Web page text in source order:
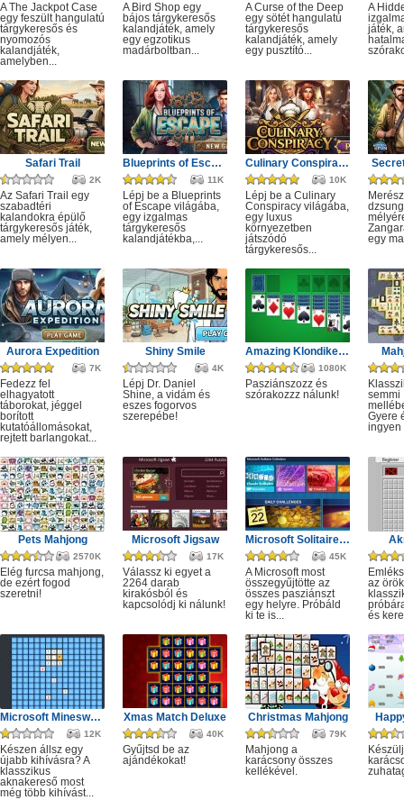
A The Jackpot Case
egy feszült hangulatú
tárgykeresős és
nyomozós
kalandjáték,
amelyben...
A Bird Shop egy
bájos tárgykeresős
kalandjáték, amely
egy egzotikus
madárboltban...
A Curse of the Deep
egy sötét hangulatú
tárgykeresős
kalandjáték, amely
egy pusztító...
A
játék,
Safari Trail
2K
Az Safari Trail egy
szabadtéri
kalandokra épülő
tárgykeresős játék,
amely mélyen...
Blueprints of Escape
11K
Lépj be a Blueprints
of Escape világába,
egy izgalmas
tárgykeresős
kalandjátékba,...
Culinary Conspiracy
10K
Lépj be a Culinary
Conspiracy világába,
egy luxus
környezetben
játszódó
tárgykeresős...
egy
Aurora Expedition
7K
Fedezz fel
elhagyatott
táborokat, jéggel
borított
kutatóállomásokat,
rejtett barlangokat...
Shiny Smile
4K
Lépj Dr. Daniel
Shine, a vidám és
eszes fogorvos
szerepébe!
Amazing Klondike Solitaire
1080K
Pasziánszozz és
szórakozzz nálunk!
semmi
Gyere
ingyen
Pets Mahjong
2570K
Elég furcsa mahjong,
de ezért fogod
szeretni!
Microsoft Jigsaw
17K
Válassz ki egyet a
2264 darab
kirakósból és
kapcsolódj ki nálunk!
Microsoft Solitaire Collection
45K
A Microsoft most
összegyűjtötte az
összes pasziánszt
egy helyre. Próbáld
ki te is...
az örök
és
Microsoft Minesweeper
12K
Készen állsz egy
újabb kihívásra? A
klasszikus
aknakereső most
még több kihívást...
Xmas Match Deluxe
40K
Gyűjtsd be az
ajándékokat!
Christmas Mahjong
79K
Mahjong a
karácsony összes
kellékével.